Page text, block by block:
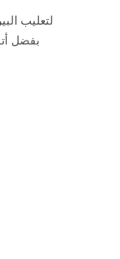
بفضل